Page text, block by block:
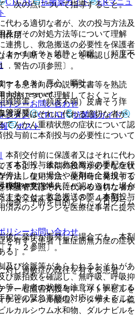
、次の点について指導すること。
代わる適切な者が、次の投与方法及
及びその対処方法等について理解
連携し、救急搬送の必要性を保護者
者が判断できることを確認した上で
．警告の項参照〕。
る患者向けの説明文書等を熟読
方法について理解しておくこと。
者又はそれに代わる適切な者が、
てんかん重積状態の症状について認
投与前に本剤投与の必要性について
本剤投与後は救急搬送の手配を行
停止しない場合や薬剤を全量投与で
呼吸や意識消失等が認められた場合
すること。救急搬送の際、本剤投与
済みのシリンジを医療従事者に提示
に発作が再発した場合でも、本剤
７．２参照〕。
び徐脈等があらわれるおそれがあ
び脈拍数を確認し、無呼吸、呼吸抑
等、患者の状態を注意深く観察する
配等の緊急事態の対応に備えること
作用
〜１０％）鎮静、傾眠、（頻度不
〜１０％）悪心、嘔吐。
障害：（頻度不明）皮膚そう痒
管浮腫。
本剤交付前に保護者又はそれに代わ
きるよう、本剤の投与が必要な症状
方法、使用方法、使用時に発現する
保護者又はそれに代わる適切な者が
上で交付すること〔８．４参照〕。
有する患者［重症筋無力症の症状
る］。
し過敏症の既往を有する患者。
ーゼ阻害剤投与中（リトナビルを
ナビルメシル酸塩、アタザナビル硫
ルカルシウム水和物、ダルナビルを
reserved.
リシーお問い合わせ
ジメン CTCAE
抗菌薬ガイド
ポスト
reserved.
療・予防を目的としたプログラム
リシーお問い合わせ